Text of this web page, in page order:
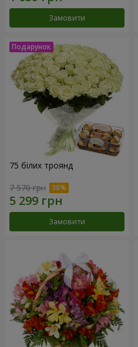
Замовити
75 білих троянд
7 570 грн
Замовити